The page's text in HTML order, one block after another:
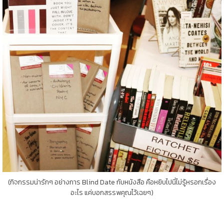
(กิจกรรมน่ารักๆ อย่างการ Blind Date กับหนังสือ คือหยิบไปนี่ไม่รู้หรอกเรื่อง
อะไร แค่บอกสรรพคุณไว้เฉยๆ)